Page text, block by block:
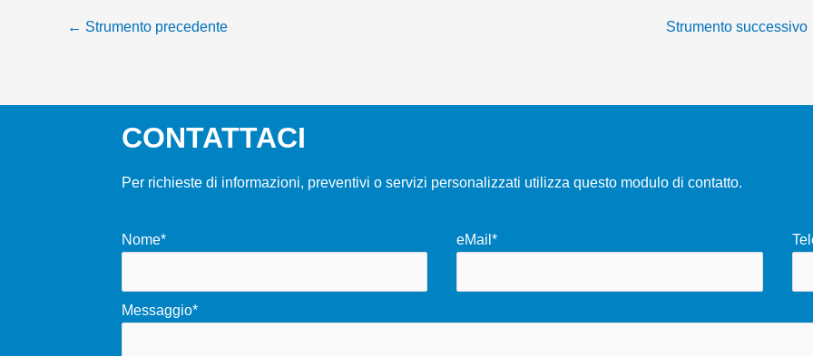
← Strumento precedente Strumento successivo
CONTATTACI
Per richieste di informazioni, preventivi o servizi personalizzati utilizza questo modulo di contatto.
Nome* eMail*
Messaggio*